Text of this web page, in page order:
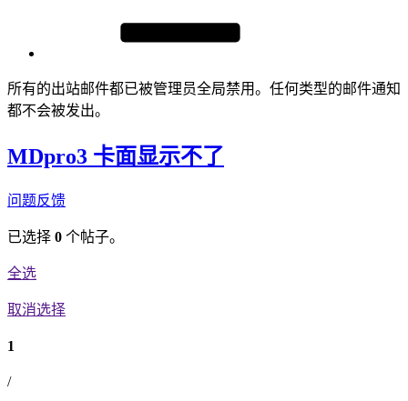
所有的出站邮件都已被管理员全局禁用。任何类型的邮件通知
都不会被发出。
MDpro3 卡面显示不了
问题反馈
已选择 0 个帖子。
全选
取消选择
1
/